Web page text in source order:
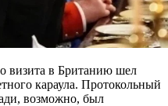
караула. Протокольный
возможно, был